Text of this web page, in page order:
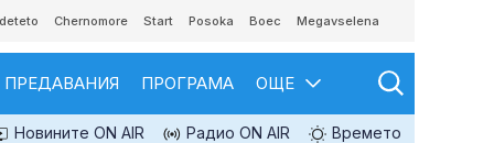
Chernomore Start Posoka Boec Megavselena
ПРЕДАВАНИЯ ПРОГРАМА ОЩЕ
Новините ON AIR Радио ON AIR Времето